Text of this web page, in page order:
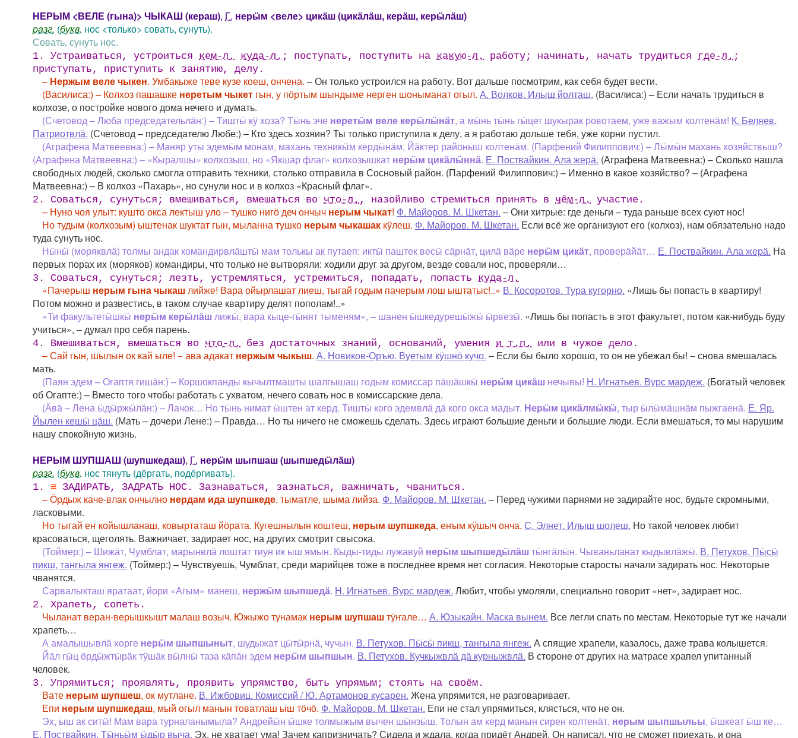
НЕРЫМ <ВЕЛЕ (гына)> ЧЫКАШ (кераш), Г. нерӹм <веле> цикӓш (цикӓлӓш, керӓш, керӹлӓш)
разг. (букв. нос <только> совать, сунуть).
Совать, сунуть нос.
1. Устраиваться, устроиться кем-л. куда-л. ; поступать, поступить на какую-л. работу; начинать, начать трудиться где-л.;
приступать, приступить к занятию, делу.
– Нер­жым веле чыкен. Умбакыже теве кузе коеш, ончена. – Он только устроился на работу. Вот дальше посмотрим, как себя будет вести.
(Василиса:) – Колхоз пашашке неретым чыкет гын, у пӧртым шындыме нерген шоныманат огыл. А. Волков. Илыш йолташ. (Василиса:) – Если начать трудиться в
колхозе, о постройке нового дома нечего и думать.
(Счетовод – Люба председательлӓн:) – Тиштӹ кӱ хоза? Тӹнь эче неретӹм веле керӹлӹнӓт, а мӹнь тӹнь гӹцет шукырак ровотаем, уже важым колтенӓм! К. Беляев.
Патриотвлӓ. (Счетовод – председателю Любе:) – Кто здесь хозяин? Ты только приступила к делу, а я работаю дольше тебя, уже корни пустил.
(Аграфена Матвеевна:) – Маняр уты эдемӹм монам, махань техникӹм кердӹнӓм, Йӓктер районыш колтенӓм. (Парфений Филиппович:) – Лӹмӹн махань хозяйствыш?
(Аграфена Матвеевна:) – «Кыралшы» колхозыш, но «Якшар флаг» колхозышкат нерӹм цикӓлӹннӓ. Е. Поствайкин. Ала жерӓ. (Аграфена Матвеевна:) – Сколько нашла
свободных людей, сколько смогла отправить техники, столько отправила в Сосновый район. (Парфений Филиппович:) – Именно в какое хозяйство? – (Аграфена
Матвеевна:) – В колхоз «Пахарь», но сунули нос и в колхоз «Красный флаг».
2. Соваться, сунуться; вмешиваться, вмешаться во что-л., назойливо стремиться принять в чём-л. участие.
– Нуно чоя улыт: кушто окса лектыш уло – тушко нигӧ деч ончыч нерым чыкат! Ф. Майоров. М. Шкетан. – Они хитрые: где деньги – туда раньше всех суют нос!
Но тудым (колхозым) ыштенак шуктат гын, мыланна тушко нерым чыкашак кӱлеш. Ф. Майоров. М. Шкетан. Если всё же организуют его (колхоз), нам обязательно надо
туда сунуть нос.
Нӹнӹ (моряквлӓ) толмы андак командирвлӓштӹ мам толькы ак путаеп: иктӹ паштек весӹ сӓрнӓт, цилӓ вӓре нерӹм цикӓт, проверӓйӓт… Е. Поствайкин. Ала жерӓ. На
первых порах их (моряков) командиры, что только не вытворяли: ходили друг за другом, везде совали нос, проверяли…
3. Соваться, сунуться; лезть, устремляться, устремиться, попадать, попасть куда-л.
«Пачерыш нерым гына чыкашлийже! Вара ойырлашат лиеш, тыгай годым пачерым лош ыштатыс!..» В. Косоротов. Тура кугорно. «Лишь бы попасть в квартиру!
Потом можно и развестись, в таком случае квартиру делят пополам!..»
«Ти факультетӹшкӹ нерӹм керӹлӓшлижӹ, вара кыце-гӹнят тыменям», – шанен ӹшкедурешӹжӹ ӹрвезӹ. «Лишь бы попасть в этот факультет, потом как-нибудь буду
учиться», – думал про себя парень.
4. Вмешиваться, вмешаться во что-л. без достаточных знаний, оснований, умения и т.п. или в чужое дело.
– Сай гын, шылын ок кай ыле! − ава адакат нержым чыкыш. А. Новиков-Оръю. Вуетым кӱшнӧ кучо. – Если бы было хорошо, то он не убежал бы! − снова вмешалась
мать.
(Паян эдем – Огаптя гишӓн:) – Коршокпанды кычылтмашты шалгышаш годым комиссар пӓшӓшкӹ нерӹм цикӓш нечывы! Н. Игнатьев. Вурс мардеж. (Богатый человек
об Огапте:) – Вместо того чтобы работать с ухватом, нечего совать нос в комиссарские дела.
(Ӓвӓ – Лена ӹдӹржӹлӓн:) – Лачок… Но тӹнь нимат ӹштен ат керд. Тиштӹ кого эдемвлӓ дӓ кого окса мадыт. Нерӹм цикӓлмӹкӹ, тыр ӹлӹмӓшнӓм пыжгаенӓ. Е. Яр.
Йылен кешӹ цӓш. (Мать – дочери Лене:) – Правда… Но ты ничего не сможешь сделать. Здесь играют большие деньги и большие люди. Если вмешаться, то мы нарушим
нашу спокойную жизнь.
НЕРЫМ ШУПШАШ (шупшкедаш), Г. нерӹм шыпшаш (шыпшедӹлӓш)
разг. (букв. нос тянуть (дёргать, подёргивать).
1. ≅ ЗАДИРАТЬ, ЗАДРАТЬ НОС. Зазнаваться, зазнаться, важничать, чваниться.
– Ӧрдыж каче-влак ончылно нердам ида шупшкеде, тыматле, шыма лийза. Ф. Майоров. М. Шкетан. – Перед чужими парнями не задирайте нос, будьте скромными,
ласковыми.
Но тыгай еҥ койышланаш, ковыртаташ йӧрата. Кугешнылын коштеш, нерым шупшкеда, еҥым кӱшыч онча. С. Элнет. Илыш шолеш. Но такой человек любит
красоваться, щеголять. Важничает, задирает нос, на других смотрит свысока.
(Тоймер:) – Шижӓт, Чумблат, марынвлӓ лоштат тиун ик ыш ямын. Кыды-тидӹ лужавуй нерӹм шыпшедӹлӓштӹнгӓлӹн. Чываньланат кыдывлӓжӹ. В. Петухов. Пӹсӹ
пикш, тангыла янгеж. (Тоймер:) – Чувствуешь, Чумблат, среди марийцев тоже в последнее время нет согласия. Некоторые старосты начали задирать нос. Некоторые
чванятся.
Сарвалыкташ яратаат, йори «Агым» манеш, нержӹм шыпшедӓ. Н. Игнатьев. Вурс мардеж. Любит, чтобы умоляли, специально говорит «нет», задирает нос.
2. Храпеть, сопеть.
Чыланат веран-верышкышт малаш возыч. Южыжо тунамак нерым шупшаштӱҥале… А. Юзыкайн. Маска вынем. Все легли спать по местам. Некоторые тут же начали
храпеть…
А амалышывлӓ хорге нерӹм шыпшыныт, шудыжат цӹтӹрнӓ, чучын. В. Петухов. Пӹсӹ пикш, тангыла янгеж. А спящие храпели, казалось, даже трава колышется.
Йӓл гӹц ӧрдӹжтӹрӓк тӱшӓк вӹлнӹ таза кӓпӓн эдем нерӹм шыпшын. В. Петухов. Кучкыжвлӓ дӓ курныжвлӓ. В стороне от других на матрасе храпел упитанный
человек.
3. Упрямиться; проявлять, проявить упрямство, быть упрямым; стоять на своём.
Вате нерым шупшеш, ок мутлане. В. Ижбовиц. Комиссий / Ю. Артамонов кусарен. Жена упрямится, не разговаривает.
Епи нерым шупшкедаш, мый огыл манын товатлаш ыш тӧчӧ. Ф. Майоров. М. Шкетан. Епи не стал упрямиться, клясться, что не он.
Эх, ыш ак ситӹ! Мам вара турналанымыла? Андрейӹн ӹшке толмыжым вычен шӹнзӹш. Толын ам керд манын сирен колтенӓт, нерым шыпшыльы, ӹшкеат ӹш ке…
Е. Поствайкин. Тӹньӹм ӹдӹр выча. Эх, не хватает ума! Зачем капризничать? Сидела и ждала, когда придёт Андрей. Он написал, что не сможет приехать, и она